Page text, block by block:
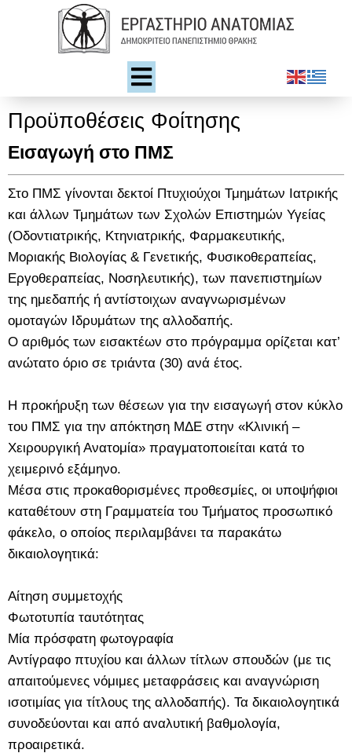
Προϋποθέσεις Φοίτησης
Εισαγωγή στο ΠΜΣ
Στο ΠΜΣ γίνονται δεκτοί Πτυχιούχοι Τμημάτων Ιατρικής
και άλλων Τμημάτων των Σχολών Επιστημών Υγείας
(Οδοντιατρικής, Κτηνιατρικής, Φαρμακευτικής,
Μοριακής Βιολογίας & Γενετικής, Φυσικοθεραπείας,
Εργοθεραπείας, Νοσηλευτικής), των πανεπιστημίων
της ημεδαπής ή αντίστοιχων αναγνωρισμένων
ομοταγών Ιδρυμάτων της αλλοδαπής.
Ο αριθμός των εισακτέων στο πρόγραμμα ορίζεται κατ’
ανώτατο όριο σε τριάντα (30) ανά έτος.
Η προκήρυξη των θέσεων για την εισαγωγή στον κύκλο
του ΠΜΣ για την απόκτηση ΜΔΕ στην «Κλινική –
Χειρουργική Ανατομία» πραγματοποιείται κατά το
χειμερινό εξάμηνο.
Μέσα στις προκαθορισμένες προθεσμίες, οι υποψήφιοι
καταθέτουν στη Γραμματεία του Τμήματος προσωπικό
φάκελο, ο οποίος περιλαμβάνει τα παρακάτω
δικαιολογητικά:
Αίτηση συμμετοχής
Φωτοτυπία ταυτότητας
Μία πρόσφατη φωτογραφία
Αντίγραφο πτυχίου και άλλων τίτλων σπουδών (με τις
απαιτούμενες νόμιμες μεταφράσεις και αναγνώριση
ισοτιμίας για τίτλους της αλλοδαπής). Τα δικαιολογητικά
συνοδεύονται και από αναλυτική βαθμολογία,
προαιρετικά.